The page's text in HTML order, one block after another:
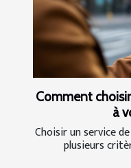
Comment
à
Choisir un service
plusieurs